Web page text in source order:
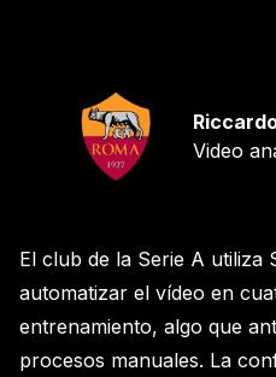
Video
El club de la Serie A utiliza
automatizar el vídeo en
entrenamiento, algo que
procesos manuales. La